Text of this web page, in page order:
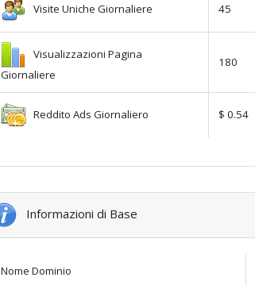
Visite Uniche Giornaliere 45
Visualizzazioni Pagina
Giornaliere
180
Reddito Ads Giornaliero $ 0.54
Informazioni di Base
Nome Dominio